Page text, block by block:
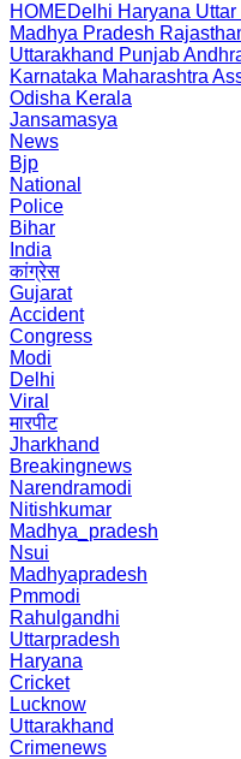
HOMEDelhi Haryana Uttar
Madhya Pradesh
Uttarakhand Punjab
Karnataka Maharashtra
Odisha Kerala
Jansamasya
News
Bjp
National
Police
Bihar
India
कांग्रेस
Gujarat
Accident
Congress
Modi
Delhi
Viral
मारपीट
Jharkhand
Breakingnews
Narendramodi
Nitishkumar
Madhya_pradesh
Nsui
Madhyapradesh
Pmmodi
Rahulgandhi
Uttarpradesh
Haryana
Cricket
Lucknow
Uttarakhand
Crimenews